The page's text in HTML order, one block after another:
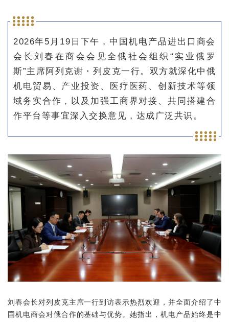
2026年5月19日下午，中国机电产品进出口商会
会长刘春在商会会见全俄社会组织“实业俄罗
斯”主席阿列克谢・列皮克一行。双方就深化中俄
机电贸易、产业投资、医疗医药、创新技术等领
域务实合作，以及加强工商界对接、共同搭建合
作平台等事宜深入交换意见，达成广泛共识。
刘春会长对列皮克主席一行到访表示热烈欢迎，并全面介绍了中
国机电商会对俄合作的基础与优势。她指出，机电产品始终是中